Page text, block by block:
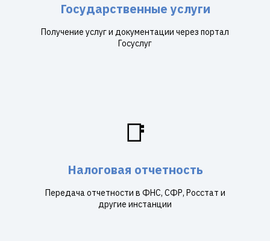
Государственные услуги
Получение услуг и документации через портал
Госуслуг
📑
Налоговая отчетность
Передача отчетности в ФНС, СФР, Росстат и
другие инстанции